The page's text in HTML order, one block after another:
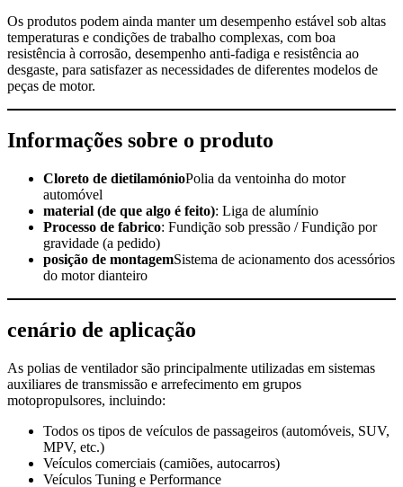
Os produtos podem ainda manter um desempenho estável sob altas
temperaturas e condições de trabalho complexas, com boa
resistência à corrosão, desempenho anti-fadiga e resistência ao
desgaste, para satisfazer as necessidades de diferentes modelos de
peças de motor.
Informações sobre o produto
Cloreto de dietilamónioPolia da ventoinha do motor
automóvel
material (de que algo é feito): Liga de alumínio
Processo de fabrico: Fundição sob pressão / Fundição por
gravidade (a pedido)
posição de montagemSistema de acionamento dos acessórios
do motor dianteiro
cenário de aplicação
As polias de ventilador são principalmente utilizadas em sistemas
auxiliares de transmissão e arrefecimento em grupos
motopropulsores, incluindo:
Todos os tipos de veículos de passageiros (automóveis, SUV,
MPV, etc.)
Veículos comerciais (camiões, autocarros)
Veículos Tuning e Performance